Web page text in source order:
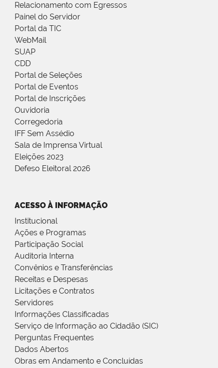
Relacionamento com Egressos
Painel do Servidor
Portal da TIC
WebMail
SUAP
CDD
Portal de Seleções
Portal de Eventos
Portal de Inscrições
Ouvidoria
Corregedoria
IFF Sem Assédio
Sala de Imprensa Virtual
Eleições 2023
Defeso Eleitoral 2026
ACESSO À INFORMAÇÃO
Institucional
Ações e Programas
Participação Social
Auditoria Interna
Convênios e Transferências
Receitas e Despesas
Licitações e Contratos
Servidores
Informações Classificadas
Serviço de Informação ao Cidadão (SIC)
Perguntas Frequentes
Dados Abertos
Obras em Andamento e Concluídas